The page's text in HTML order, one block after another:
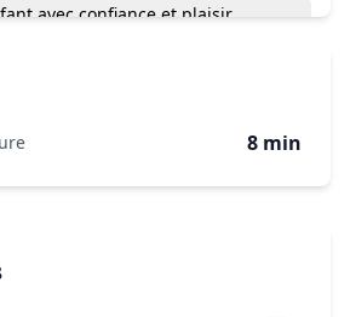
avec confiance et plaisir
8 min